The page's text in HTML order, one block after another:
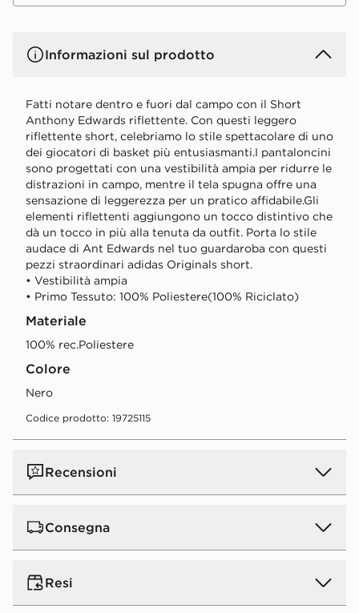
Informazioni sul prodotto
Fatti notare dentro e fuori dal campo con il Short
Anthony Edwards riflettente. Con questi leggero
riflettente short, celebriamo lo stile spettacolare di uno
dei giocatori di basket più entusiasmanti.I pantaloncini
sono progettati con una vestibilità ampia per ridurre le
distrazioni in campo, mentre il tela spugna offre una
sensazione di leggerezza per un pratico affidabile.Gli
elementi riflettenti aggiungono un tocco distintivo che
dà un tocco in più alla tenuta da outfit. Porta lo stile
audace di Ant Edwards nel tuo guardaroba con questi
pezzi straordinari adidas Originals short.
• Vestibilità ampia
• Primo Tessuto: 100% Poliestere(100% Riciclato)
Materiale
100% rec.Poliestere
Colore
nero
Codice prodotto: 19725115
Recensioni
Consegna
Consegna standard a domicilio:
per ordini
superiori a 50 € (gratis a partire da 50 € per tutti gli
ordini online effettuati in negozio). Tempo di consegna
Resi